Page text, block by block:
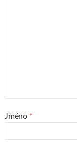
Jméno *